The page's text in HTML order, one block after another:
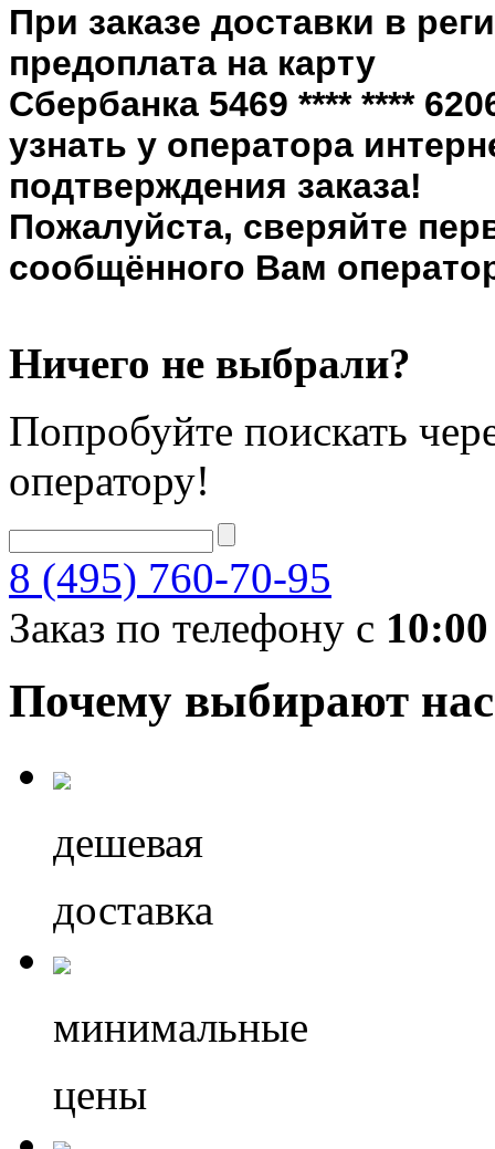
При заказе доставки в
предоплата на карту
Сбербанка 5469 **** ****
узнать у оператора
подтверждения заказа!
Пожалуйста, сверяйте
сообщённого Вам
Ничего не выбрали?
Попробуйте поискать
оператору!
8 (495) 760-70-95
Заказ по телефону с 10:00
Почему выбирают нас
дешевая
доставка
минимальные
цены